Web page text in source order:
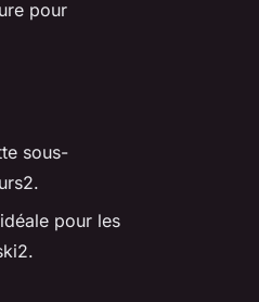
pour
sous-
pour les